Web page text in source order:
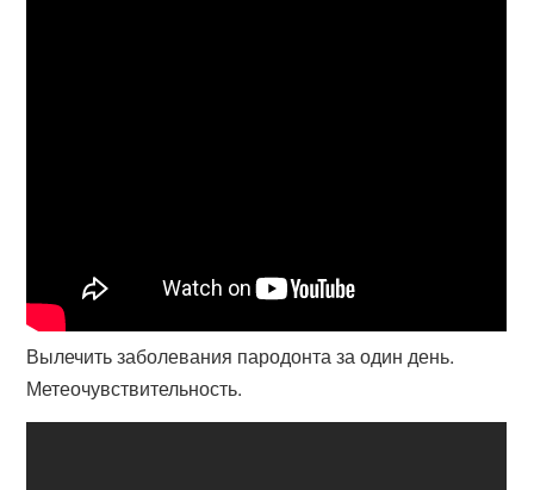
Вылечить заболевания пародонта за один день.
Метеочувствительность.